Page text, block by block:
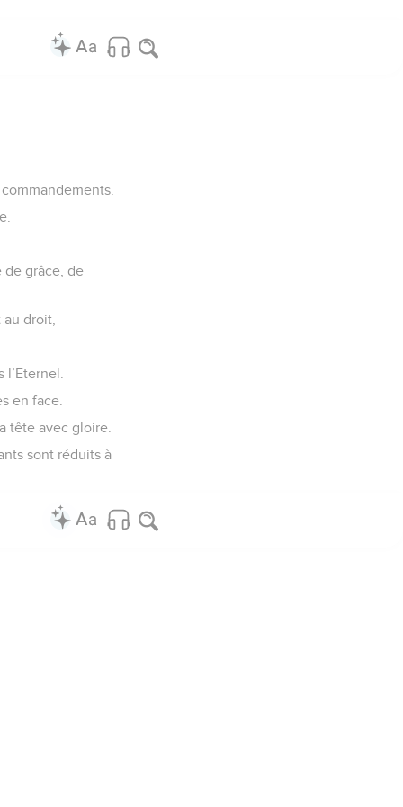
de grâce, de
droit,
en face.
tête avec gloire.
sont réduits à